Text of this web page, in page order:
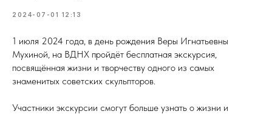
2024-07-01 12:13
1 июля 2024 года, в день рождения Веры Игнатьевны
Мухиной, на ВДНХ пройдёт бесплатная экскурсия,
посвящённая жизни и творчеству одного из самых
знаменитых советских скульпторов.
Участники экскурсии смогут больше узнать о жизни и